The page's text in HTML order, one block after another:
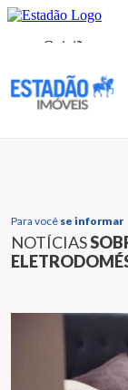
Para você se informar
NOTÍCIAS